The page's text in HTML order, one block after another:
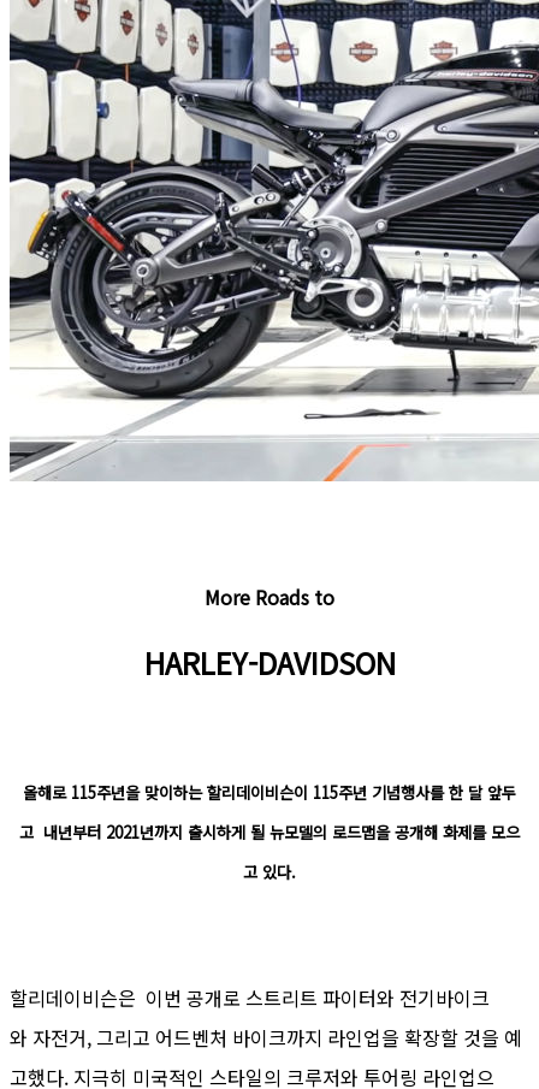
More Roads to
HARLEY-DAVIDSON
올해로 115주년을 맞이하는 할리데이비슨이 115주년 기념행사를 한 달 앞두
고 내년부터 2021년까지 출시하게 될 뉴모델의 로드맵을 공개해 화제를 모으
고 있다.
할리데이비슨은 이번 공개로 스트리트 파이터와 전기바이크
와 자전거, 그리고 어드벤처 바이크까지 라인업을 확장할 것을 예
고했다. 지극히 미국적인 스타일의 크루저와 투어링 라인업으